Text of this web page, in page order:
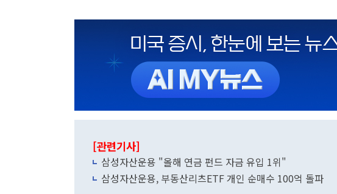
[관련기사]
삼성자산운용 "올해 연금 펀드 자금 유입 1위"
삼성자산운용, 부동산리츠ETF 개인 순매수 100억 돌파